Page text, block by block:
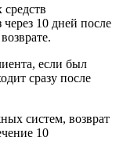
через 10 дней после
если был
сразу после
систем, возврат
10